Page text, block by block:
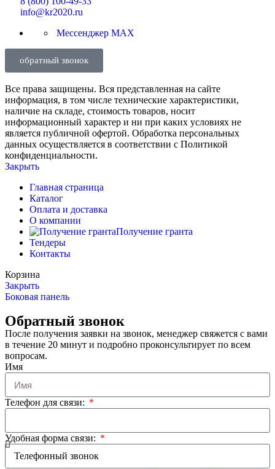
info@kr2020.ru
Мессенджер MAX
обратный звонок
Все права защищены. Вся представленная на сайте
информация, в том числе технические характеристики,
наличие на складе, стоимость товаров, носит
информационный характер и ни при каких условиях не
является публичной офертой. Обработка персональных
данных осуществляется в соответствии с Политикой
конфиденциальности.
Закрыть
Главная страница
Каталог
Оплата и доставка
О компании
Получение гранта
Тендеры
Контакты
Корзина
Закрыть
Боковая панель
Обратный звонок
После получения заявки на звонок, менеджер свяжется с вами
в течение 20 минут и подробно проконсультирует по всем
вопросам.
Имя
Телефон для связи:
Удобная форма связи: